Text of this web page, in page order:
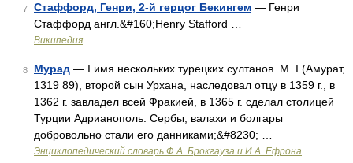
7 Стаффорд, Генри, 2-й герцог Бекингем — Генри
Стаффорд англ.&#160;Henry Stafford …
Википедия
8 Мурад — I имя нескольких турецких султанов. М. I (Амурат,
1319 89), второй сын Урхана, наследовал отцу в 1359 г., в
1362 г. завладел всей Фракией, в 1365 г. сделал столицей
Турции Адрианополь. Сербы, валахи и болгары
добровольно стали его данниками;&#8230; …
Энциклопедический словарь Ф.А. Брокгауза и И.А. Ефрона